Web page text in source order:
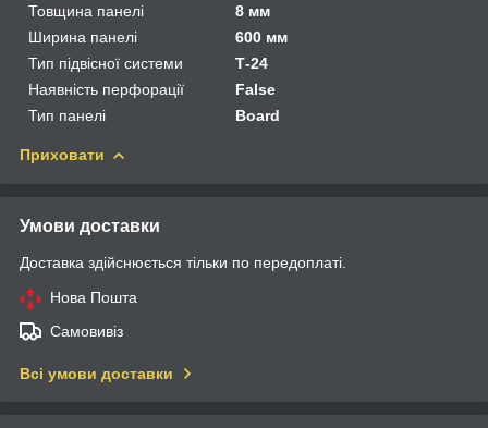
Товщина панелі
8 мм
Ширина панелі
600 мм
Тип підвісної системи
Т-24
Наявність перфорації
False
Тип панелі
Board
Приховати
Умови доставки
Доставка здійснюється тільки по передоплаті.
Нова Пошта
Самовивіз
Всі умови доставки